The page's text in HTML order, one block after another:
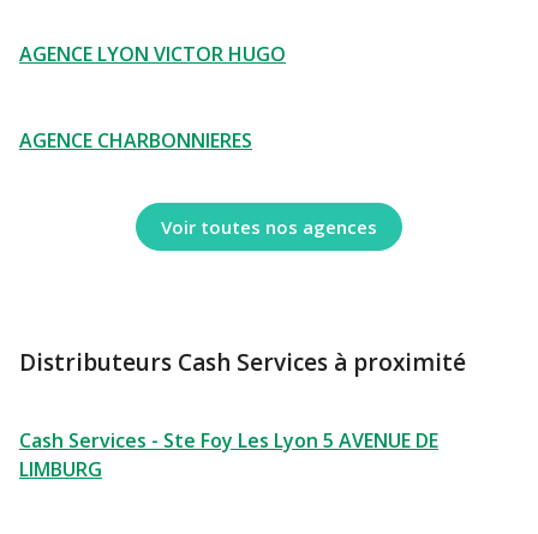
AGENCE LYON VICTOR HUGO
AGENCE CHARBONNIERES
Voir toutes nos agences
Distributeurs Cash Services à proximité
Cash Services - Ste Foy Les Lyon 5 AVENUE DE
LIMBURG